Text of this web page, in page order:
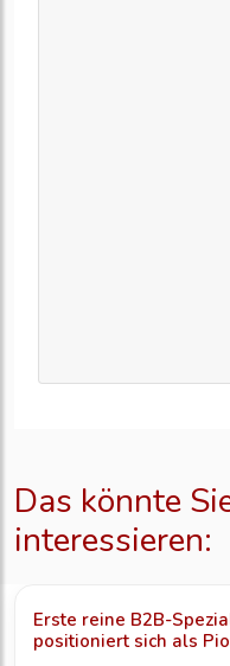
Das könnte
interessieren:
Erste reine B2B-
positioniert sich als